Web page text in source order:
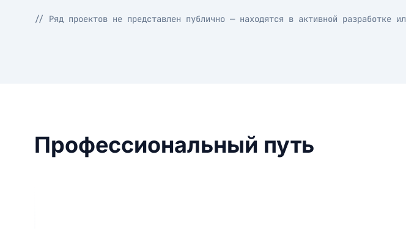
// Ряд проектов не представлен публично — находятся в активной разработке
Профессиональный путь